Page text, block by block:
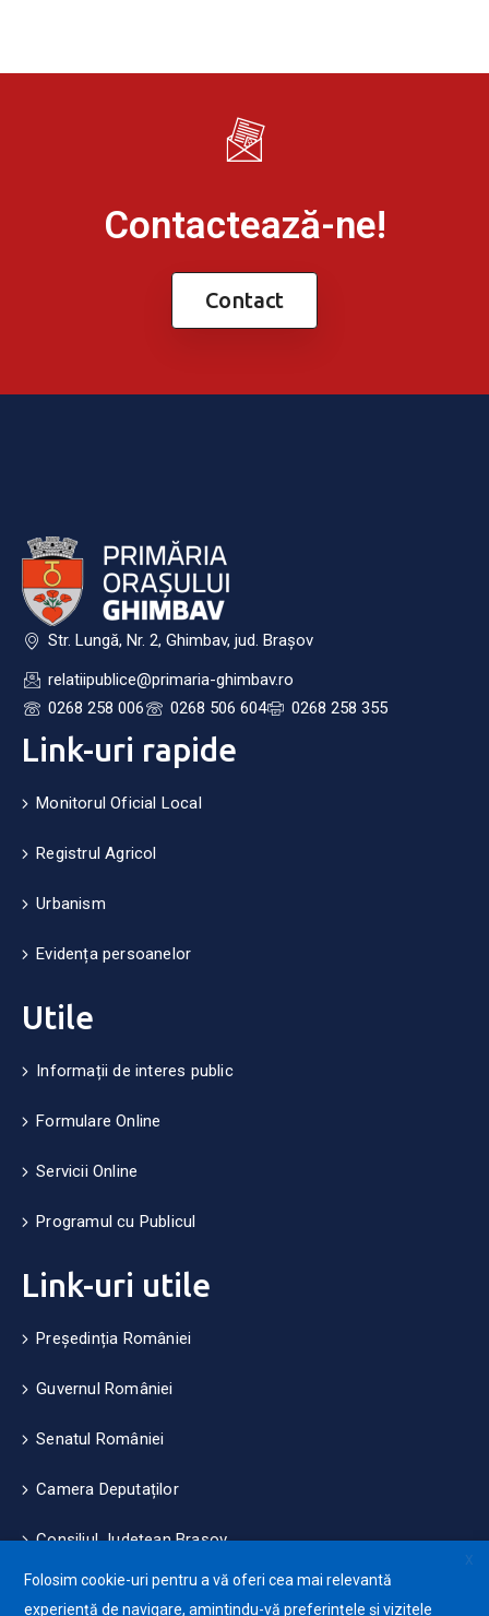
Contactează-ne!
Contact
Str. Lungă, Nr. 2, Ghimbav, jud. Brașov
relatiipublice@primaria-ghimbav.ro
0268 258 006
0268 506 604 0268 258 355
Link-uri rapide
Monitorul Oficial Local
Registrul Agricol
Urbanism
Evidența persoanelor
Utile
Informații de interes public
Formulare Online
Servicii Online
Programul cu Publicul
Link-uri utile
Președinția României
Guvernul României
Senatul României
Camera Deputaților
Consiliul Județean Brașov
Măsuri de mediu și climă
X
Folosim cookie-uri pentru a vă oferi cea mai relevantă
experiență de navigare, amintindu-vă preferințele și vizitele